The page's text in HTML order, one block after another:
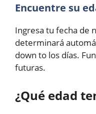
Encuentre su
Ingresa tu fecha de
determinará
down to los días.
futuras.
¿Qué edad